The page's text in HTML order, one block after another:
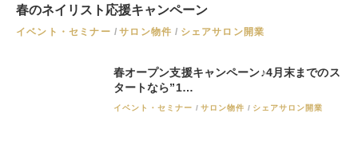
春のネイリスト応援キャンペーン
イベント・セミナー サロン物件 シェアサロン開業
春オープン支援キャンペーン♪4月末までのス
タートなら”1…
イベント・セミナー サロン物件 シェアサロン開業